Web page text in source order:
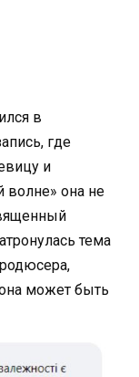
в
где
и
волне» она не
тема
может быть